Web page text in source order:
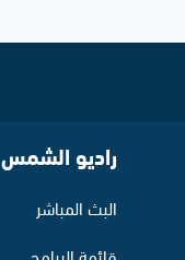
راديو الشمس
البث المباشر